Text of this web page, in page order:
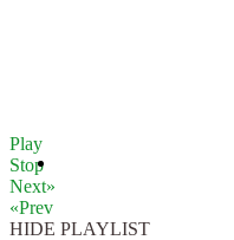
Play
Stop
Next»
«Prev
HIDE PLAYLIST